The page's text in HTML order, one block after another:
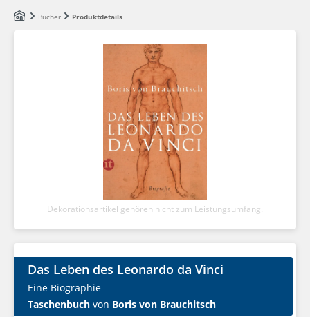
Zum Hauptinhalt springen
Bücher Produktdetails
Dekorationsartikel gehören nicht zum Leistungsumfang.
Das Leben des Leonardo da Vinci
Eine Biographie
Taschenbuch von Boris von Brauchitsch